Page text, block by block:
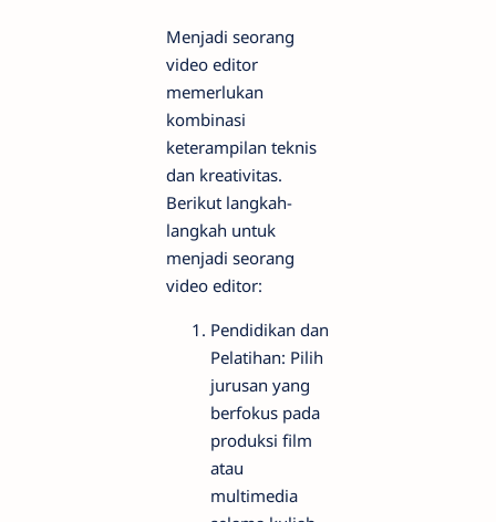
Menjadi seorang
video editor
memerlukan
kombinasi
keterampilan teknis
dan kreativitas.
Berikut langkah-
langkah untuk
menjadi seorang
video editor:
Pendidikan dan
Pelatihan: Pilih
jurusan yang
berfokus pada
produksi film
atau
multimedia